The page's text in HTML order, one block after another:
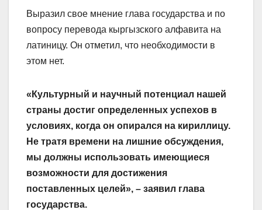
Выразил свое мнение глава государства и по
вопросу перевода кыргызского алфавита на
латиницу. Он отметил, что необходимости в
этом нет.
«Культурный и научный потенциал нашей
страны достиг определенных успехов в
условиях, когда он опирался на кириллицу.
Не тратя времени на лишние обсуждения,
мы должны использовать имеющиеся
возможности для достижения
поставленных целей», – заявил глава
государства.